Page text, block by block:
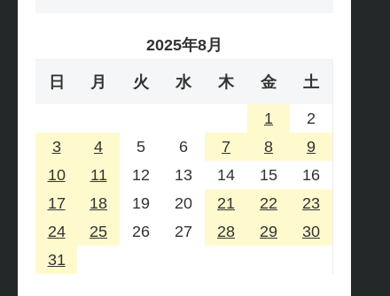
2025年8月
日 月 火 水 木 金 土
1
2
3
4 5 6 7 8
9
10
11 12 13 14 15
16
17
18 19 20 21 22
23
24
25 26 27 28 29
30
31